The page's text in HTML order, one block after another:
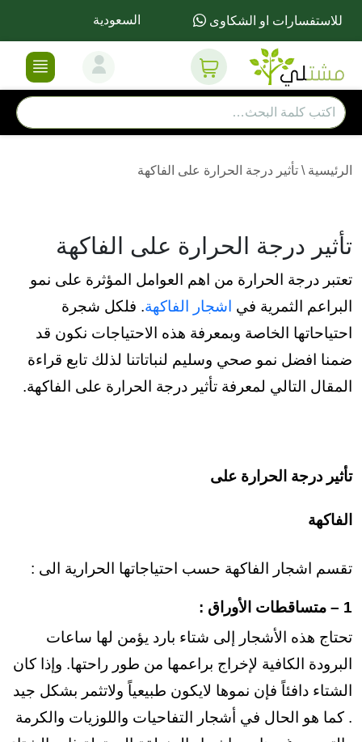
للاستفسارات او الشكاوى السعودية
الرئيسية \ تأثير درجة الحرارة على الفاكهة
تأثير درجة الحرارة على الفاكهة
تعتبر درجة الحرارة من اهم العوامل المؤثرة على نمو
البراعم الثمرية في اشجار الفاكهة. فلكل شجرة
احتياحاتها الخاصة وبمعرفة هذه الاحتياجات نكون قد
ضمنا افضل نمو صحي وسليم لنباتاتنا لذلك تابع قراءة
المقال التالي لمعرفة تأثير درجة الحرارة على الفاكهة.
تأثير درجة الحرارة على
الفاكهة
تقسم اشجار الفاكهة حسب احتياجاتها الحرارية الى :
1 – متساقطات الأوراق :
تحتاج هذه الأشجار إلى شتاء بارد يؤمن لها ساعات
البرودة الكافية لإخراج براعمها من طور راحتها. وإذا كان
الشتاء دافئاً فإن نموها لايكون طبيعياً ولاتثمر بشكل جيد
. كما هو الحال في أشجار التفاحيات واللوزيات والكرمة